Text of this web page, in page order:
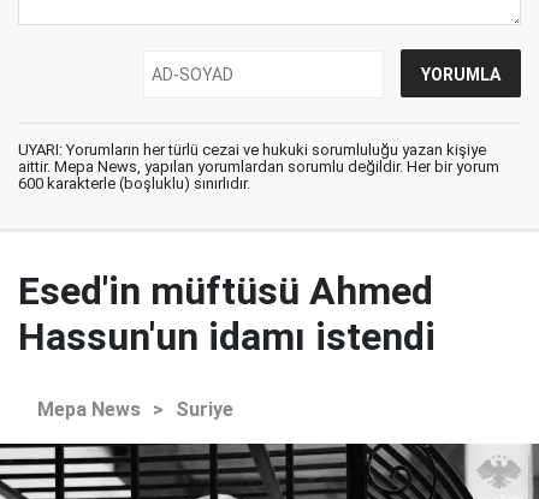
UYARI: Yorumların her türlü cezai ve hukuki sorumluluğu yazan kişiye
aittir. Mepa News, yapılan yorumlardan sorumlu değildir. Her bir yorum
600 karakterle (boşluklu) sınırlıdır.
Esed'in müftüsü Ahmed
Hassun'un idamı istendi
Mepa News > Suriye